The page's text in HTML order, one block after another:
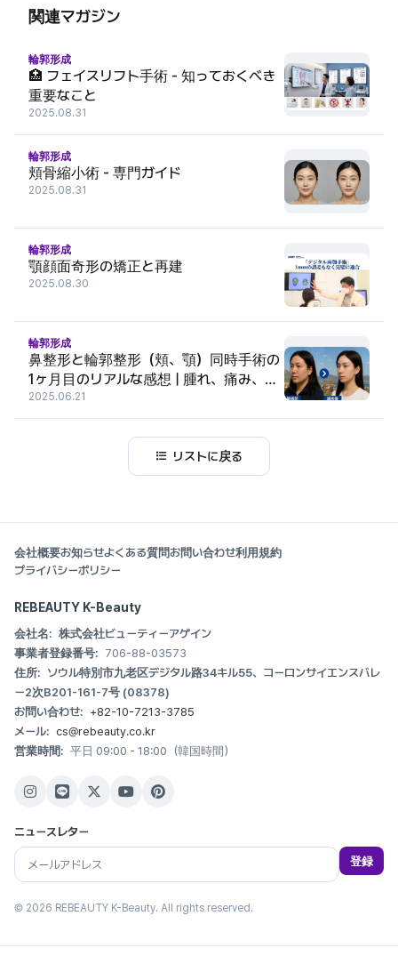
関連マガジン
輪郭形成
🏥 フェイスリフト手術 - 知っておくべき
重要なこと
2025.08.31
輪郭形成
頬骨縮小術 - 専門ガイド
2025.08.31
輪郭形成
顎顔面奇形の矯正と再建
2025.08.30
輪郭形成
鼻整形と輪郭整形（頬、顎）同時手術の
1ヶ月目のリアルな感想 | 腫れ、痛み、ダ
ウンタイムの詳細レビュー
2025.06.21
リストに戻る
会社概要お知らせよくある質問お問い合わせ利用規約
プライバシーポリシー
REBEAUTY K-Beauty
会社名: 株式会社ビューティーアゲイン
事業者登録番号: 706-88-03573
住所: ソウル特別市九老区デジタル路34キル55、コーロンサイエンスバレ
ー2次B201-161-7号 (08378)
お問い合わせ: +82-10-7213-3785
メール: cs@rebeauty.co.kr
営業時間: 平日 09:00 - 18:00（韓国時間）
ニュースレター
登録
© 2026 REBEAUTY K-Beauty. All rights reserved.